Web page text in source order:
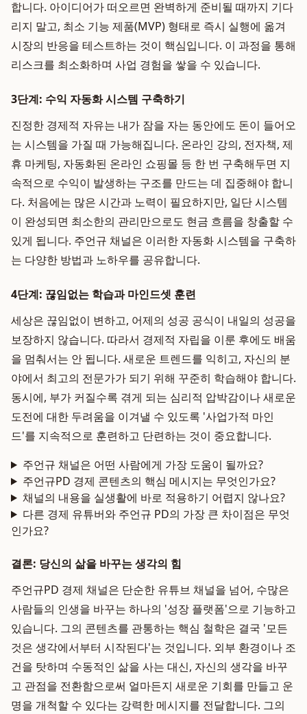
합니다. 아이디어가 떠오르면 완벽하게 준비될 때까지 기다
리지 말고, 최소 기능 제품(MVP) 형태로 즉시 실행에 옮겨
시장의 반응을 테스트하는 것이 핵심입니다. 이 과정을 통해
리스크를 최소화하며 사업 경험을 쌓을 수 있습니다.
3단계: 수익 자동화 시스템 구축하기
진정한 경제적 자유는 내가 잠을 자는 동안에도 돈이 들어오
는 시스템을 가질 때 가능해집니다. 온라인 강의, 전자책, 제
휴 마케팅, 자동화된 온라인 쇼핑몰 등 한 번 구축해두면 지
속적으로 수익이 발생하는 구조를 만드는 데 집중해야 합니
다. 처음에는 많은 시간과 노력이 필요하지만, 일단 시스템
이 완성되면 최소한의 관리만으로도 현금 흐름을 창출할 수
있게 됩니다. 주언규 채널은 이러한 자동화 시스템을 구축하
는 다양한 방법과 노하우를 공유합니다.
4단계: 끊임없는 학습과 마인드셋 훈련
세상은 끊임없이 변하고, 어제의 성공 공식이 내일의 성공을
보장하지 않습니다. 따라서 경제적 자립을 이룬 후에도 배움
을 멈춰서는 안 됩니다. 새로운 트렌드를 익히고, 자신의 분
야에서 최고의 전문가가 되기 위해 꾸준히 학습해야 합니다.
동시에, 부가 커질수록 겪게 되는 심리적 압박감이나 새로운
도전에 대한 두려움을 이겨낼 수 있도록 '사업가적 마인
드'를 지속적으로 훈련하고 단련하는 것이 중요합니다.
주언규 채널은 어떤 사람에게 가장 도움이 될까요?
주언규PD 경제 콘텐츠의 핵심 메시지는 무엇인가요?
채널의 내용을 실생활에 바로 적용하기 어렵지 않나요?
다른 경제 유튜버와 주언규 PD의 가장 큰 차이점은 무엇
인가요?
결론: 당신의 삶을 바꾸는 생각의 힘
주언규PD 경제 채널은 단순한 유튜브 채널을 넘어, 수많은
사람들의 인생을 바꾸는 하나의 '성장 플랫폼'으로 기능하고
있습니다. 그의 콘텐츠를 관통하는 핵심 철학은 결국 '모든
것은 생각에서부터 시작된다'는 것입니다. 외부 환경이나 조
건을 탓하며 수동적인 삶을 사는 대신, 자신의 생각을 바꾸
고 관점을 전환함으로써 얼마든지 새로운 기회를 만들고 운
명을 개척할 수 있다는 강력한 메시지를 전달합니다. 그의